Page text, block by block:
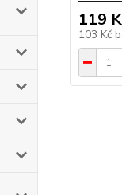
119
103 Kč